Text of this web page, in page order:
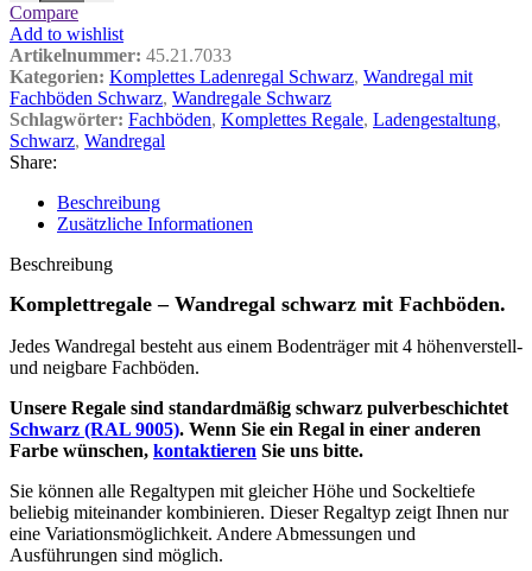
Compare
Add to wishlist
Artikelnummer: 45.21.7033
Kategorien: Komplettes Ladenregal Schwarz, Wandregal mit
Fachböden Schwarz, Wandregale Schwarz
Schlagwörter: Fachböden, Komplettes Regale, Ladengestaltung,
Schwarz, Wandregal
Share:
Beschreibung
Zusätzliche Informationen
Beschreibung
Komplettregale – Wandregal schwarz mit Fachböden.
Jedes Wandregal besteht aus einem Bodenträger mit 4 höhenverstell-
und neigbare Fachböden.
Unsere Regale sind standardmäßig schwarz pulverbeschichtet
Schwarz (RAL 9005). Wenn Sie ein Regal in einer anderen
Farbe wünschen, kontaktieren Sie uns bitte.
Sie können alle Regaltypen mit gleicher Höhe und Sockeltiefe
beliebig miteinander kombinieren. Dieser Regaltyp zeigt Ihnen nur
eine Variationsmöglichkeit. Andere Abmessungen und
Ausführungen sind möglich.